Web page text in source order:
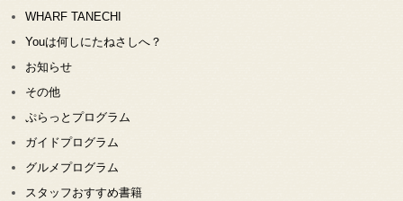
WHARF TANECHI
Youは何しにたねさしへ？
お知らせ
その他
ぷらっとプログラム
ガイドプログラム
グルメプログラム
スタッフおすすめ書籍